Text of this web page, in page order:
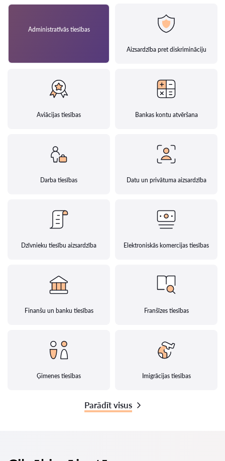
Administratīvās tiesības
Aizsardzība pret diskrimināciju
Aviācijas tiesības Bankas kontu atvēršana
Darba tiesības Datu un privātuma aizsardzība
Dzīvnieku tiesību aizsardzība Elektroniskās komercijas tiesības
Finanšu un banku tiesības Franšīzes tiesības
Ģimenes tiesības Imigrācijas tiesības
Parādīt visus